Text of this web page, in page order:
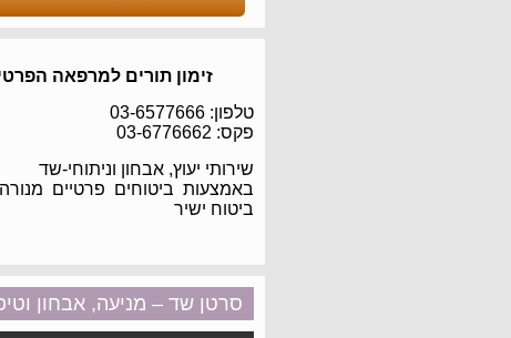
זימון תורים למרפאה
טלפון: 03-6577666
פקס: 03-6776662
שירותי יעוץ, אבחון וניתוחי-שד
באמצעות ביטוחים פרטיים מנורה,
ביטוח ישיר
סרטן שד – מניעה, אבחון